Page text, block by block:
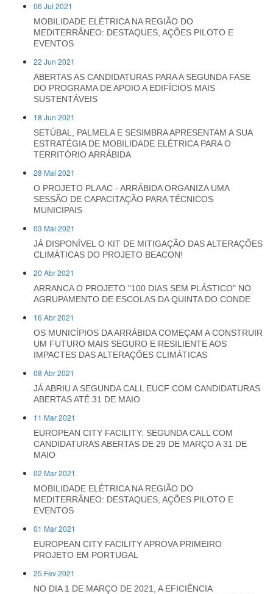
06 Jul 2021
MOBILIDADE ELÉTRICA NA REGIÃO DO
MEDITERRÂNEO: DESTAQUES, AÇÕES PILOTO E
EVENTOS
22 Jun 2021
ABERTAS AS CANDIDATURAS PARA A SEGUNDA FASE
DO PROGRAMA DE APOIO A EDIFÍCIOS MAIS
SUSTENTÁVEIS
18 Jun 2021
SETÚBAL, PALMELA E SESIMBRA APRESENTAM A SUA
ESTRATÉGIA DE MOBILIDADE ELÉTRICA PARA O
TERRITÓRIO ARRÁBIDA
28 Mai 2021
O PROJETO PLAAC - ARRÁBIDA ORGANIZA UMA
SESSÃO DE CAPACITAÇÃO PARA TÉCNICOS
MUNICIPAIS
03 Mai 2021
JÁ DISPONÍVEL O KIT DE MITIGAÇÃO DAS ALTERAÇÕES
CLIMÁTICAS DO PROJETO BEACON!
20 Abr 2021
ARRANCA O PROJETO "100 DIAS SEM PLÁSTICO" NO
AGRUPAMENTO DE ESCOLAS DA QUINTA DO CONDE
16 Abr 2021
OS MUNICÍPIOS DA ARRÁBIDA COMEÇAM A CONSTRUIR
UM FUTURO MAIS SEGURO E RESILIENTE AOS
IMPACTES DAS ALTERAÇÕES CLIMÁTICAS
08 Abr 2021
JÁ ABRIU A SEGUNDA CALL EUCF COM CANDIDATURAS
ABERTAS ATÉ 31 DE MAIO
11 Mar 2021
EUROPEAN CITY FACILITY: SEGUNDA CALL COM
CANDIDATURAS ABERTAS DE 29 DE MARÇO A 31 DE
MAIO
02 Mar 2021
MOBILIDADE ELÉTRICA NA REGIÃO DO
MEDITERRÂNEO: DESTAQUES, AÇÕES PILOTO E
EVENTOS
01 Mar 2021
EUROPEAN CITY FACILITY APROVA PRIMEIRO
PROJETO EM PORTUGAL
25 Fev 2021
NO DIA 1 DE MARÇO DE 2021, A EFICIÊNCIA